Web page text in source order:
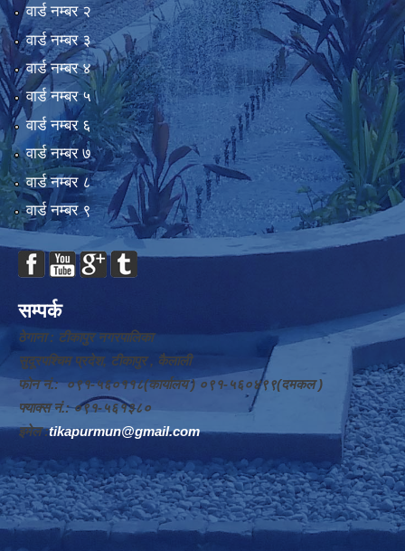
वार्ड न‌म्बर २
वार्ड न‌म्बर ३
वार्ड न‌म्बर ४
वार्ड न‌म्बर ५
वार्ड न‌म्बर ६
वार्ड न‌म्बर ७
वार्ड न‌म्बर ८
वार्ड न‌म्बर ९
सम्पर्क
ठेगाना : टीकापुर नगरपालिका
सुदूरपश्चिम प्रदेश, टीकापुर , कैलाली
फोन नं.: ०९१-५६०११८(कार्यालय ) ०९१-५६०४९९(दमकल )
फ्याक्स नं.: ०९१-५६१३८०
इमेल :tikapurmun@gmail.com